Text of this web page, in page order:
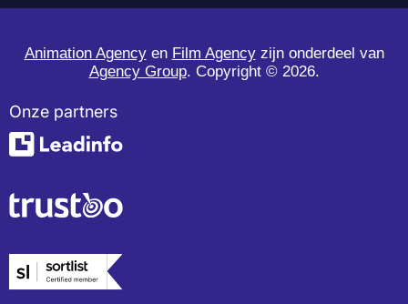
Animation Agencyen Film Agencyzijn onderdeel van
Agency Group. Copyright © 2026.
Onze partners